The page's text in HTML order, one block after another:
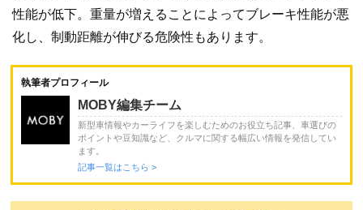
性能が低下。重量が増えることによってブレーキ性能が悪
化し、制動距離が伸びる危険性もあります。
執筆者プロフィール
MOBY編集チーム
新型車情報やカーライフを楽しむためのお役立ち記事、車選びの
ポイントや豆知識など、クルマに関する幅広い情報を発信してい
ます。
記事一覧はこちら >